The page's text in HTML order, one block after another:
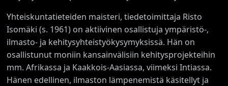
Yhteiskuntatieteiden maisteri, tiedetoimittaja Risto
Isomäki (s. 1961) on aktiivinen osallistuja ympäristö-,
ilmasto- ja kehitysyhteistyökysymyksissä. Hän on
osallistunut moniin kansainvälisiin kehitysprojekteihin
mm. Afrikassa ja Kaakkois-Aasiassa, viimeksi Intiassa.
Hänen edellinen, ilmaston lämpenemistä käsitellyt ja